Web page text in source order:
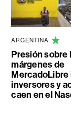
ARGENTINA
Presión sobre
márgenes de
MercadoLibre
inversores y
caen en el